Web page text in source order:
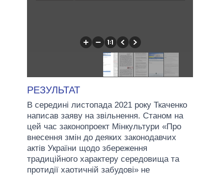
РЕЗУЛЬТАТ
В середині листопада 2021 року Ткаченко
написав заяву на звільнення. Станом на
цей час законопроект Мінкультури «Про
внесення змін до деяких законодавчих
актів України щодо збереження
традиційного характеру середовища та
протидії хаотичній забудові» не